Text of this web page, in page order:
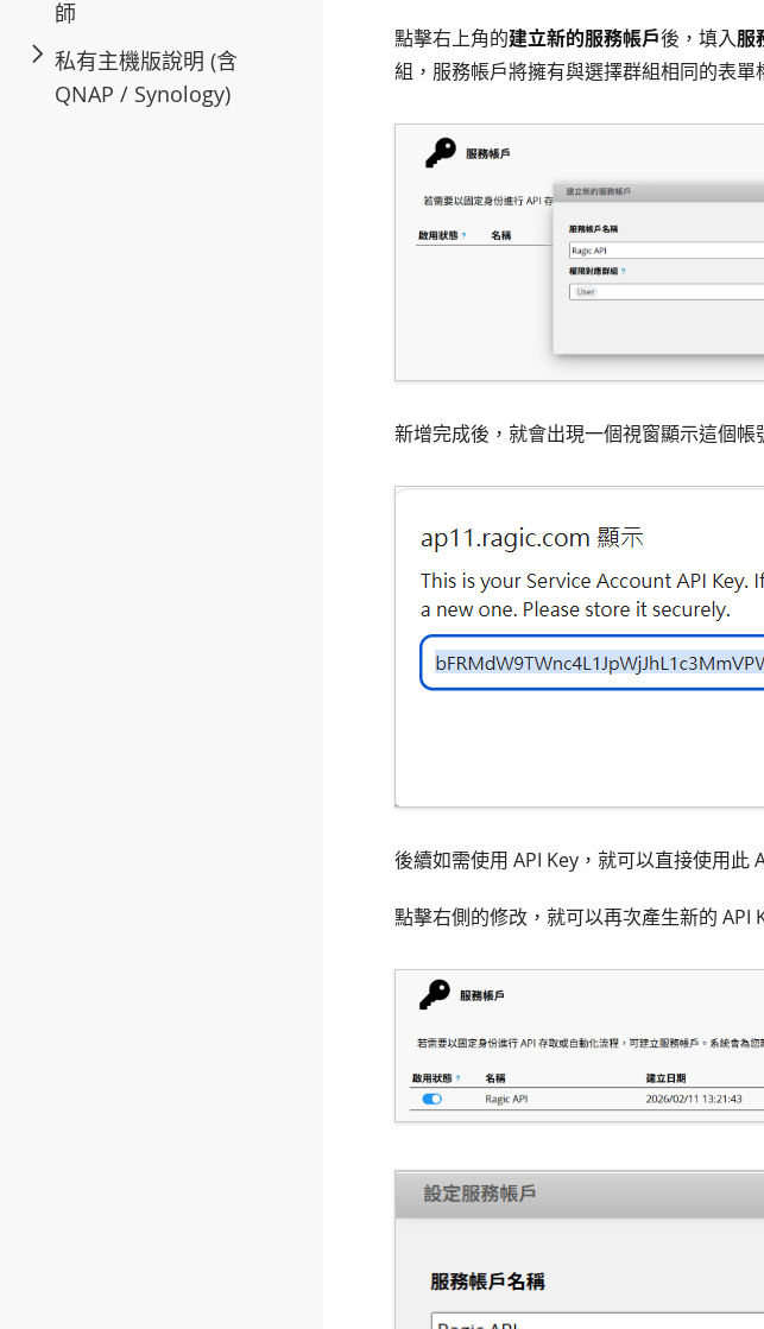
師
私有主機版說明 (含
QNAP / Synology)
點擊右上角的建立新的服務帳戶後，填入服
組，服務帳戶將擁有與選擇群組相同的表單
新增完成後，就會出現一個視窗顯示這個帳
後續如需使用 API Key，就可以直接使用此
點擊右側的修改，就可以再次產生新的 API